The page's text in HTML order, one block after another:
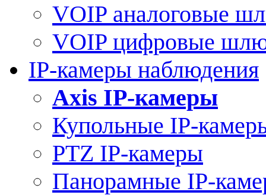
VOIP аналоговые
VOIP цифровые
IP-камеры наблюдения
Axis IP-камеры
Купольные IP-
PTZ IP-камеры
Панорамные IP-